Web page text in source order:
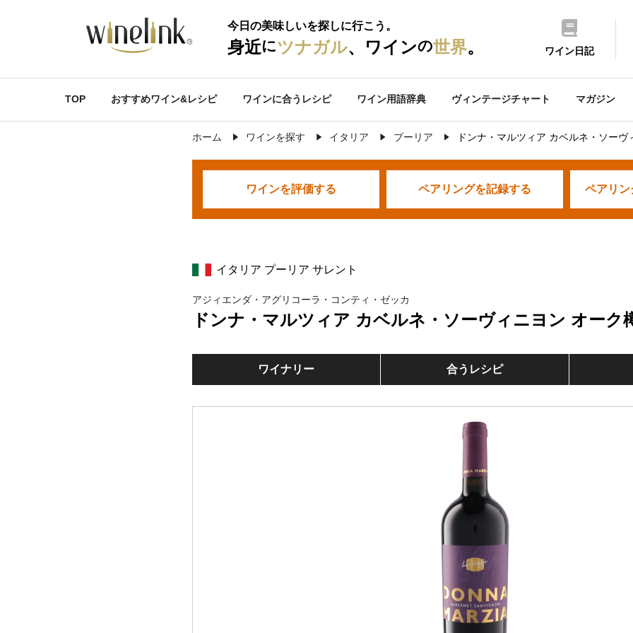
今日の美味しいを探しに行こう。
身近にツナガル、ワインの世界。 ワイン日記
TOP おすすめワイン&レシピ ワインに合うレシピ ワイン用語辞典 ヴィンテージチャート マガジン
ホーム ワインを探す イタリア プーリア ドンナ・マルツィア カベルネ・ソー
ワインを評価する ペアリングを記録する ペアリン
イタリア プーリア サレント
アジィエンダ・アグリコーラ・コンティ・ゼッカ
ドンナ・マルツィア カベルネ・ソーヴィニヨン オーク
ワイナリー 合うレシピ